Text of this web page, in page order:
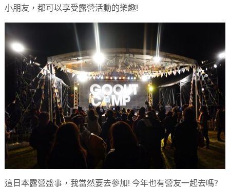
小朋友，都可以享受露營活動的樂趣!
這日本露營盛事，我當然要去參加! 今年也有營友一起去嗎?